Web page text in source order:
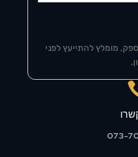
מומלץ להתייעץ לפני
073-